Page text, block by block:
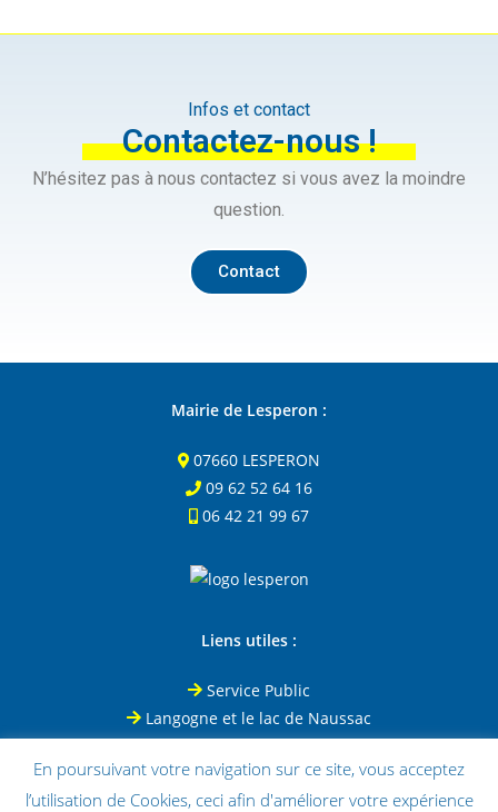
Infos et contact
Contactez-nous !
N’hésitez pas à nous contactez si vous avez la moindre
question.
Contact
Mairie de Lesperon :
07660 LESPERON
09 62 52 64 16
06 42 21 99 67
Liens utiles :
Service Public
Langogne et le lac de Naussac
Le Puy-en-Velay
Office de tourisme de Coucouron
En poursuivant votre navigation sur ce site, vous acceptez
l’utilisation de Cookies, ceci afin d'améliorer votre expérience